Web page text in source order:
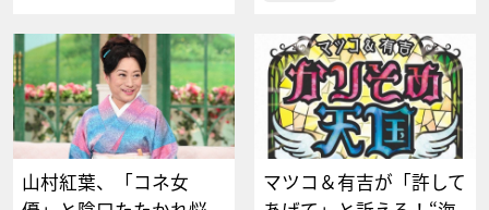
山村紅葉、「コネ女
マツコ＆有吉が「許して